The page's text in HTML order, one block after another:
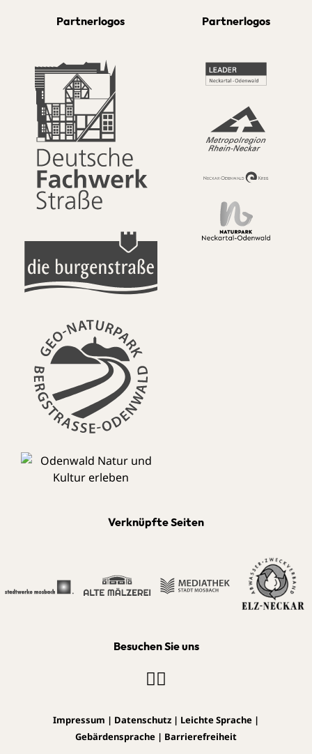
Partnerlogos Partnerlogos
Verknüpfte Seiten
Besuchen Sie uns
Impressum | Datenschutz | Leichte Sprache |
Gebärdensprache | Barrierefreiheit